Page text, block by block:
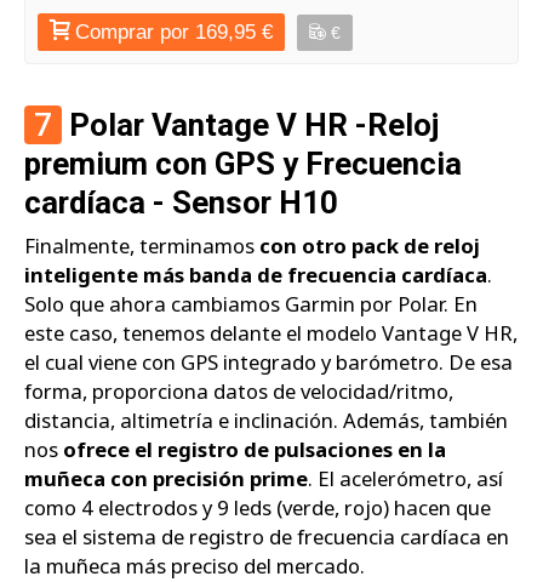
Comprar por 169,95 € €
7 Polar Vantage V HR -Reloj
premium con GPS y Frecuencia
cardíaca - Sensor H10
Finalmente, terminamos con otro pack de reloj
inteligente más banda de frecuencia cardíaca.
Solo que ahora cambiamos Garmin por Polar. En
este caso, tenemos delante el modelo Vantage V HR,
el cual viene con GPS integrado y barómetro. De esa
forma, proporciona datos de velocidad/ritmo,
distancia, altimetría e inclinación. Además, también
nos ofrece el registro de pulsaciones en la
muñeca con precisión prime. El acelerómetro, así
como 4 electrodos y 9 leds (verde, rojo) hacen que
sea el sistema de registro de frecuencia cardíaca en
la muñeca más preciso del mercado.